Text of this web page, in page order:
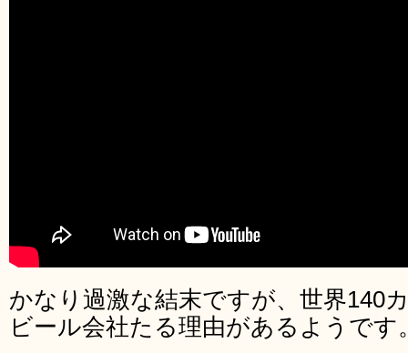
かなり過激な結末ですが、世界140
ビール会社たる理由があるようです